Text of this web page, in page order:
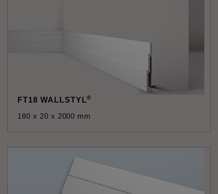
FT18 WALLSTYL®
180 x 20 x 2000 mm